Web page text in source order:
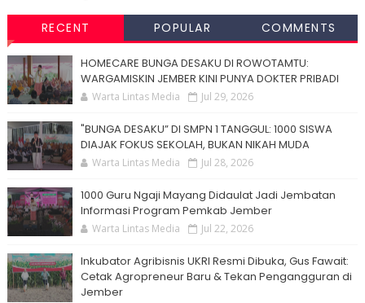
RECENT POPULAR COMMENTS
HOMECARE BUNGA DESAKU DI ROWOTAMTU:
WARGAMISKIN JEMBER KINI PUNYA DOKTER PRIBADI
Warta Lintas Media Jul 29, 2026
"BUNGA DESAKU” DI SMPN 1 TANGGUL: 1000 SISWA
DIAJAK FOKUS SEKOLAH, BUKAN NIKAH MUDA
Warta Lintas Media Jul 28, 2026
1000 Guru Ngaji Mayang Didaulat Jadi Jembatan
Informasi Program Pemkab Jember
Warta Lintas Media Jul 22, 2026
Inkubator Agribisnis UKRI Resmi Dibuka, Gus Fawait:
Cetak Agropreneur Baru & Tekan Pengangguran di
Jember